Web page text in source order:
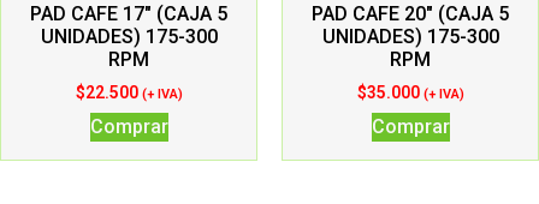
PAD CAFE 17″ (CAJA 5
UNIDADES) 175-300
RPM
$22.500 (+ IVA)
Comprar
PAD CAFE 20″ (CAJA 5
UNIDADES) 175-300
RPM
$35.000 (+ IVA)
Comprar